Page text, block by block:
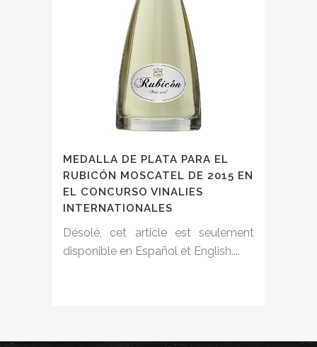
MEDALLA DE PLATA PARA EL
RUBICÓN MOSCATEL DE 2015 EN
EL CONCURSO VINALIES
INTERNATIONALES
Désolé, cet article est seulement
disponible en Español et English....